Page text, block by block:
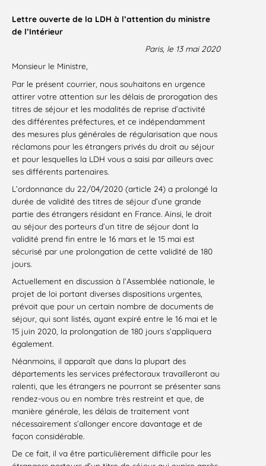
Lettre ouverte de la LDH à l’attention du ministre
de l’Intérieur
Paris, le 13 mai 2020
Monsieur le Ministre,
Par le présent courrier, nous souhaitons en urgence
attirer votre attention sur les délais de prorogation des
titres de séjour et les modalités de reprise d’activité
des différentes préfectures, et ce indépendamment
des mesures plus générales de régularisation que nous
réclamons pour les étrangers privés du droit au séjour
et pour lesquelles la LDH vous a saisi par ailleurs avec
ses différents partenaires.
L’ordonnance du 22/04/2020 (article 24) a prolongé la
durée de validité des titres de séjour d’une grande
partie des étrangers résidant en France. Ainsi, le droit
au séjour des porteurs d’un titre de séjour dont la
validité prend fin entre le 16 mars et le 15 mai est
sécurisé par une prolongation de cette validité de 180
jours.
Actuellement en discussion à l’Assemblée nationale, le
projet de loi portant diverses dispositions urgentes,
prévoit que pour un certain nombre de documents de
séjour, qui sont listés, ayant expiré entre le 16 mai et le
15 juin 2020, la prolongation de 180 jours s’appliquera
également.
Néanmoins, il apparaît que dans la plupart des
départements les services préfectoraux travailleront au
ralenti, que les étrangers ne pourront se présenter sans
rendez-vous ou en nombre très restreint et que, de
manière générale, les délais de traitement vont
nécessairement s’allonger encore davantage et de
façon considérable.
De ce fait, il va être particulièrement difficile pour les